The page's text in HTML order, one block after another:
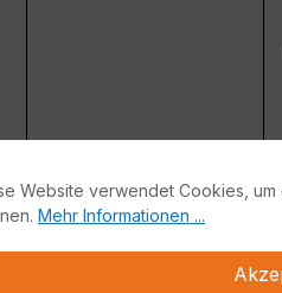
von FortiCare Support gebrauch
Website verwendet Cookies,
Mehr Informationen ...